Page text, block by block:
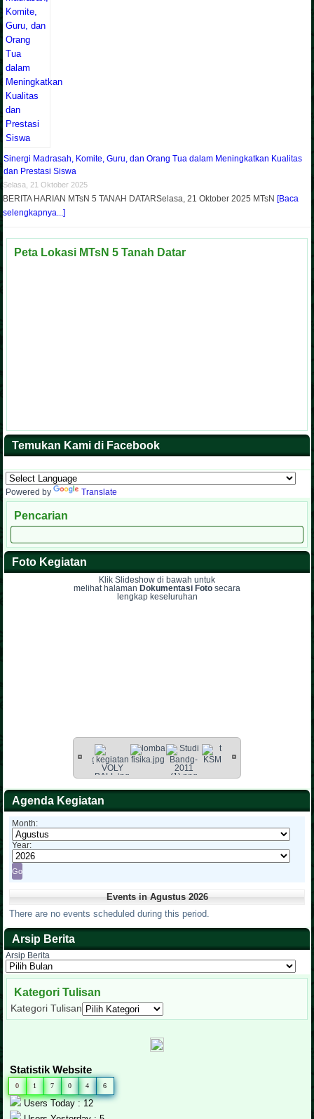
Sinergi Madrasah, Komite, Guru, dan Orang Tua dalam Meningkatkan Kualitas
dan Prestasi Siswa
Selasa, 21 Oktober 2025
BERITA HARIAN MTsN 5 TANAH DATARSelasa, 21 Oktober 2025 MTsN[Baca
selengkapnya...]
Peta Lokasi MTsN 5 Tanah Datar
Temukan Kami di Facebook
Powered by Translate
Pencarian
Foto Kegiatan
Klik Slideshow di bawah untuk
melihat halaman Dokumentasi Foto secara
lengkap keseluruhan
Agenda Kegiatan
Month:
Year:
Events in Agustus 2026
There are no events scheduled during this period.
Arsip Berita
Arsip Berita
Kategori Tulisan
Kategori Tulisan
Statistik Website
0 1 7 0 4 6
Users Today : 12